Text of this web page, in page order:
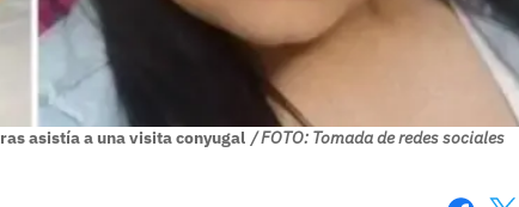
asistía a una visita conyugal / FOTO: Tomada de redes sociales